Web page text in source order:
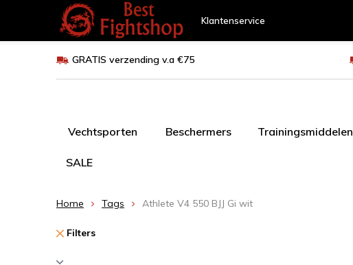
Klantenservice
GRATIS verzending v.a €75
Vechtsporten Beschermers Trainingsmiddelen
SALE
Home Tags Athlete V4 550 BJJ Gi wit
Filters